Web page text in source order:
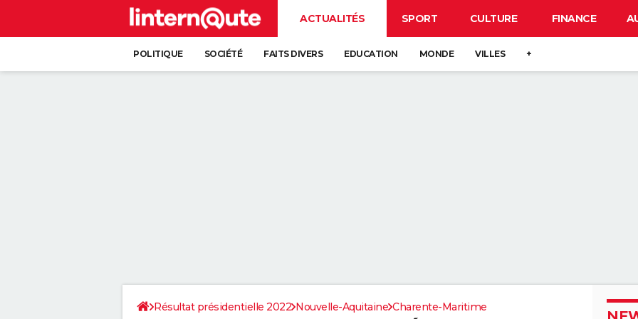
ACTUALITÉS SPORT CULTURE FINANCE
POLITIQUE SOCIÉTÉ FAITS DIVERS EDUCATION MONDE VILLES +
Résultat présidentielle 2022 Nouvelle-Aquitaine Charente-Maritime